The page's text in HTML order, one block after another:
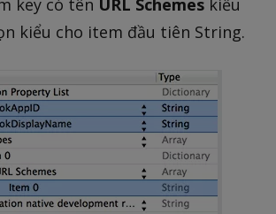
key có tên URL Schemes kiểu
kiểu cho item đầu tiên String.